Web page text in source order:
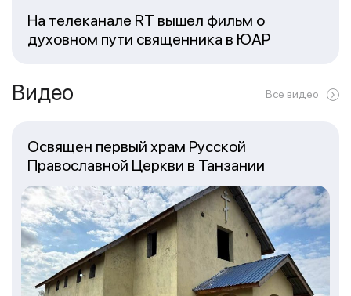
На телеканале RT вышел фильм о
духовном пути священника в ЮАР
Видео Все видео
Освящен первый храм Русской
Православной Церкви в Танзании